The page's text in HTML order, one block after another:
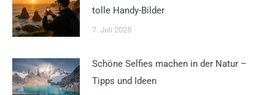
tolle Handy-Bilder
7. Juli 2025
Schöne Selfies machen in der Natur –
Tipps und Ideen